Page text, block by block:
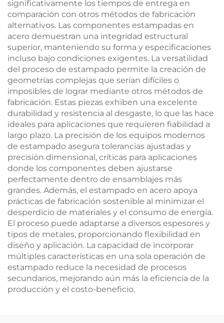
significativamente los tiempos de entrega en
comparación con otros métodos de fabricación
alternativos. Las componentes estampadas en
acero demuestran una integridad estructural
superior, manteniendo su forma y especificaciones
incluso bajo condiciones exigentes. La versatilidad
del proceso de estampado permite la creación de
geometrías complejas que serían difíciles o
imposibles de lograr mediante otros métodos de
fabricación. Estas piezas exhiben una excelente
durabilidad y resistencia al desgaste, lo que las hace
ideales para aplicaciones que requieren fiabilidad a
largo plazo. La precisión de los equipos modernos
de estampado asegura tolerancias ajustadas y
precisión dimensional, críticas para aplicaciones
donde los componentes deben ajustarse
perfectamente dentro de ensamblajes más
grandes. Además, el estampado en acero apoya
prácticas de fabricación sostenible al minimizar el
desperdicio de materiales y el consumo de energía.
El proceso puede adaptarse a diversos espesores y
tipos de metales, proporcionando flexibilidad en
diseño y aplicación. La capacidad de incorporar
múltiples características en una sola operación de
estampado reduce la necesidad de procesos
secundarios, mejorando aún más la eficiencia de la
producción y el costo-beneficio.